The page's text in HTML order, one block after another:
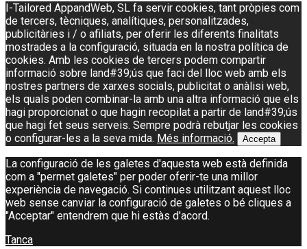
I-Tailored AppandWeb, SL fa servir cookies, tant pròpies com
de tercers, tècniques, analítiques, personalitzades,
publicitàries i / o afiliats, per oferir les diferents finalitats
mostrades a la configuració, situada en la nostra política de
cookies. Amb les cookies de tercers podem compartir
informació sobre land#39;ús que faci del lloc web amb els
nostres partners de xarxes socials, publicitat o anàlisi web,
els quals poden combinar-la amb una altra informació que els
hagi proporcionat o que hagin recopilat a partir de land#39;ús
que hagi fet seus serveis. Sempre podrà rebutjar les cookies
o configurar-les a la seva mida. Més informació. Accepta
La configuració de les galetes d'aquesta web està definida
com a "permet galetes" per poder oferir-te una millor
experiència de navegació. Si continues utilitzant aquest lloc
web sense canviar la configuració de galetes o bé cliques a
"Acceptar" entendrem que hi estàs d'acord.
Tanca